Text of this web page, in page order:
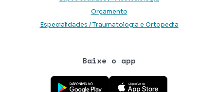
Orçamento
Especialidades / Traumatologia e Ortopedia
Baixe o app
Baixe o aplicativo na Google Play Store
Baixe o aplicativo na App Store